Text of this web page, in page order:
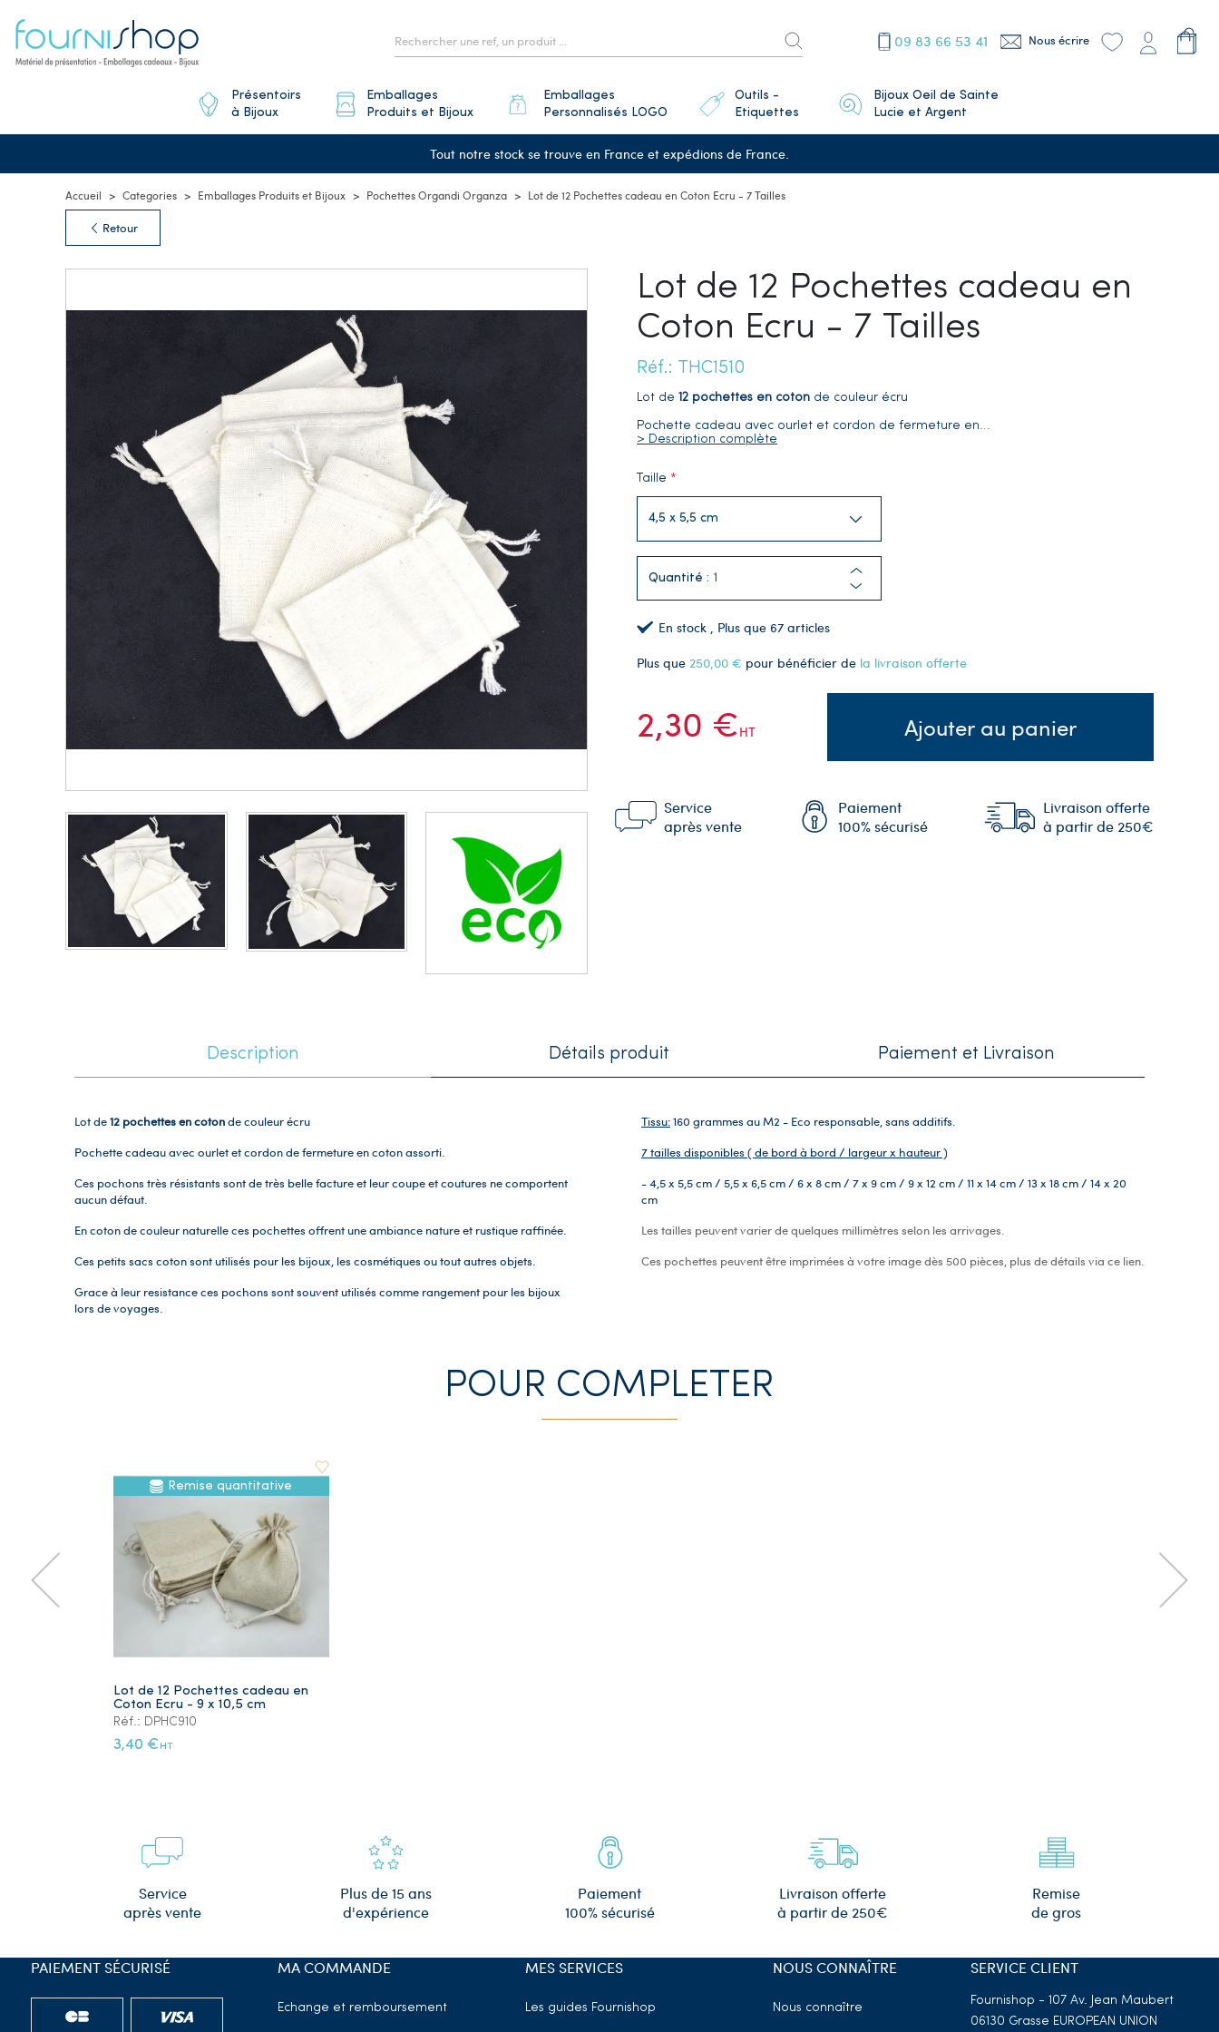
09 83 66 53 41 Nous écrire
Présentoirs
à Bijoux
Emballages
Produits et Bijoux
Emballages
Personnalisés LOGO
Outils -
Etiquettes
Bijoux Oeil de Sainte
Lucie et Argent
Tout notre stock se trouve en France et expédions de France.
Accueil Categories Emballages Produits et Bijoux Pochettes Organdi Organza Lot de 12 Pochettes cadeau en Coton Ecru - 7 Tailles
Retour
Lot de 12 Pochettes cadeau en
Coton Ecru - 7 Tailles
Réf.: THC1510
Lot de 12 pochettes en coton de couleur écru
Pochette cadeau avec ourlet et cordon de fermeture en…
> Description complète
Taille
Quantité :
En stock , Plus que 67 articles
Plus que 250,00 € pour bénéficier de la livraison offerte
2,30 €HT Ajouter au panier
Service
après vente
Paiement
100% sécurisé
Livraison offerte
à partir de 250€
Description Détails produit Paiement et Livraison
Lot de12 pochettes en cotonde couleur écru
Pochette cadeau avec ourlet et cordon de fermeture en coton assorti.
Ces pochons très résistants sont de très belle facture et leur coupe et coutures ne comportent
aucun défaut.
En coton de couleur naturelle ces pochettes offrent une ambiance nature et rustique raffinée.
Ces petits sacs coton sont utilisés pour les bijoux, les cosmétiques ou tout autres objets.
Grace à leur resistance ces pochons sont souvent utilisés comme rangement pour les bijoux
lors de voyages.
Tissu:160 grammes au M2 - Eco responsable, sans additifs.
7 tailles disponibles ( de bord à bord / largeur x hauteur )
- 4,5 x 5,5 cm / 5,5 x 6,5 cm / 6 x 8 cm / 7 x 9 cm / 9 x 12 cm / 11 x 14 cm / 13 x 18 cm / 14 x 20
cm
Les tailles peuvent varier de quelques millimètres selon les arrivages.
Ces pochettes peuvent être imprimées à votre image dès 500 pièces, plus de détails via ce lien.
POUR COMPLETER
Remise quantitative
Lot de 12 Pochettes cadeau en
Coton Ecru - 9 x 10,5 cm
Réf.: DPHC910
3,40 € HT
Service
après vente
Plus de 15 ans
d'expérience
Paiement
100% sécurisé
Livraison offerte
à partir de 250€
Remise
de gros
MA COMMANDE
Echange et remboursement
MES SERVICES
Les guides Fournishop
NOUS CONNAÎTRE
Nous connaître
SERVICE CLIENT
Fournishop - 107 Av. Jean Maubert
06130 Grasse EUROPEAN UNION
PAIEMENT SÉCURISÉ